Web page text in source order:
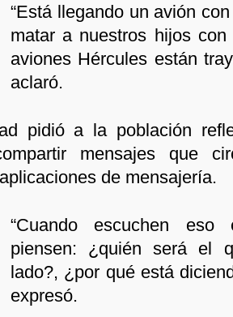
“Está llegando un avión
matar a nuestros hijos
aviones Hércules están
aclaró.
pidió a la población
mensajes que
de mensajería.
“Cuando escuchen
piensen: ¿quién será el
lado?, ¿por qué está
expresó.